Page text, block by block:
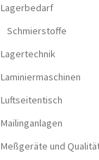
Lagerbedarf
Schmierstoffe
Lagertechnik
Laminiermaschinen
Luftseitentisch
Mailinganlagen
Meßgeräte und